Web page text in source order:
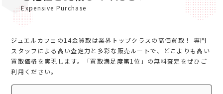
Expensive Purchase
ジュエルカフェの14金買取は業界トップクラスの高価買取！ 専門
スタッフによる高い査定力と多彩な販売ルートで、どこよりも高い
買取価格を実現します。「買取満足度第1位」の無料査定をぜひご
利用ください。